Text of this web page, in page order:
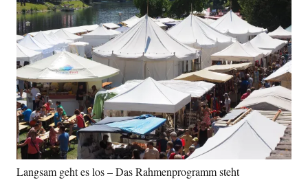
Langsam geht es los – Das Rahmenprogramm steht